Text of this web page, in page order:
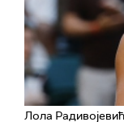
Лола